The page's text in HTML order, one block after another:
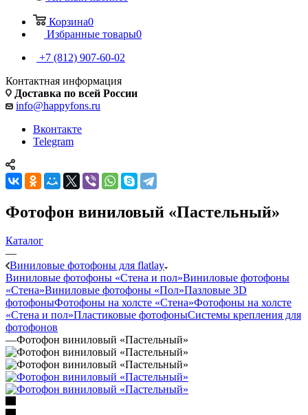
Корзина0
Избранные товары0
+7 (812) 907-60-02
Контактная информация
Доставка по всей России
info@happyfons.ru
Вконтакте
Telegram
Фотофон виниловый «Пастельный»
Каталог
—
Виниловые фотофоны для flatlay
Виниловые фотофоны «Стена и пол»Виниловые фотофоны
«Стена»Виниловые фотофоны «Пол»Пазловые 3D
фотофоныФотофоны на холсте «Стена»Фотофоны на холсте
«Стена и пол»Пластиковые фотофоныСистемы крепления для
фотофонов
—Фотофон виниловый «Пастельный»